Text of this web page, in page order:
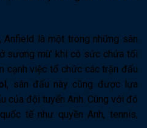
là một trong những sân
sương mù’ khi có sức chứa tối
cạnh việc tổ chức các trận đấu
, sân đấu này cũng được lựa
của đội tuyển Anh. Cùng với đó
tế như quyền Anh, tennis,